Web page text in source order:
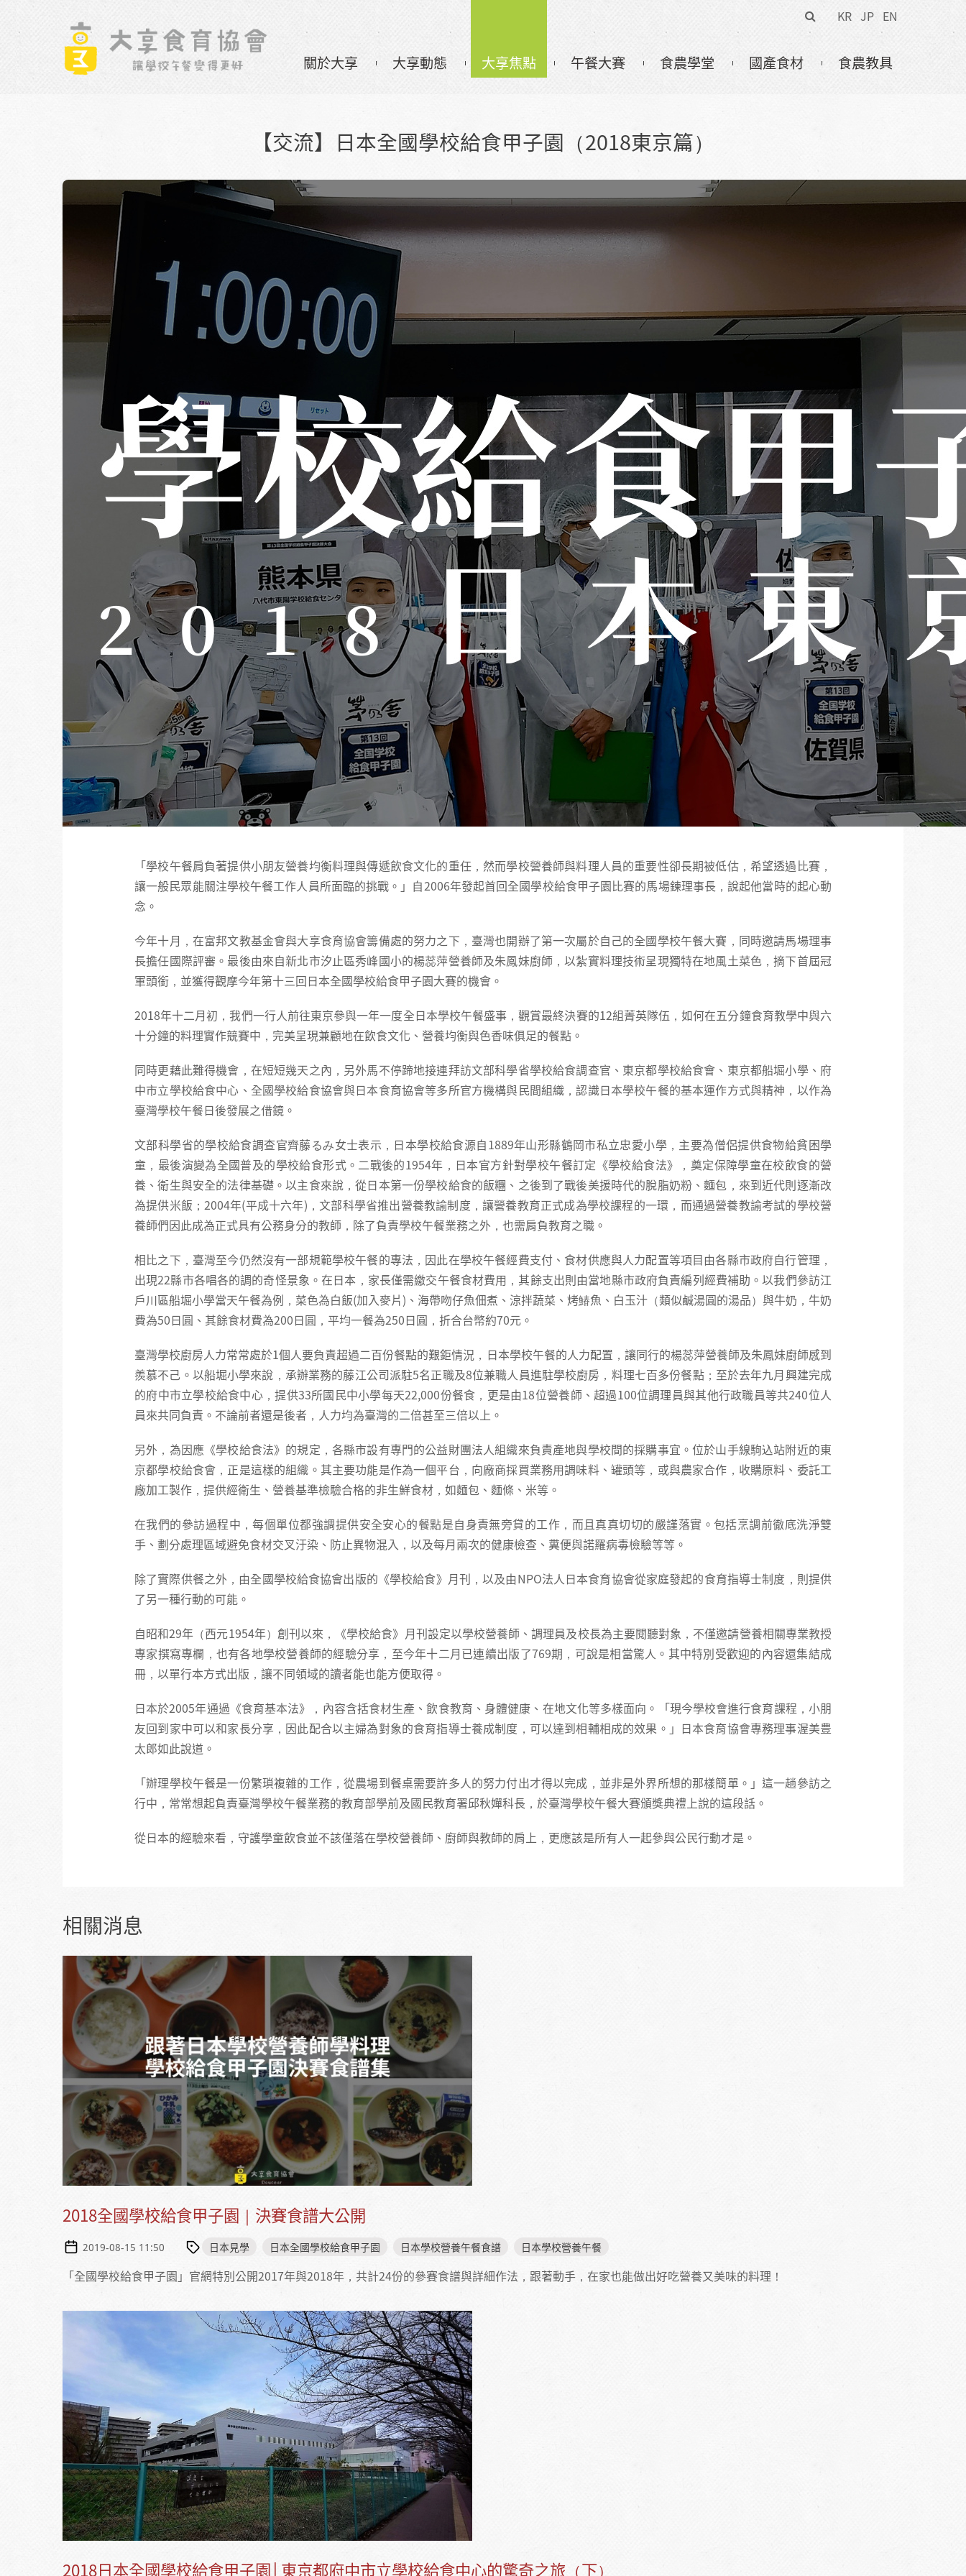
KR JP EN
搜
尋
表
單
關於大享 大享動態 大享焦點 午餐大賽 食農學堂 國產食材 食農教具
【交流】日本全國學校給食甲子園（2018東京篇）
「學校午餐肩負著提供小朋友營養均衡料理與傳遞飲食文化的重任，然而學校營養師與料理人員的重要性卻長期被低估，希望透過比賽，
讓一般民眾能關注學校午餐工作人員所面臨的挑戰。」自2006年發起首回全國學校給食甲子園比賽的馬場鍊理事長，說起他當時的起心動
念。
今年十月，在富邦文教基金會與大享食育協會籌備處的努力之下，臺灣也開辦了第一次屬於自己的全國學校午餐大賽，同時邀請馬場理事
長擔任國際評審。最後由來自新北市汐止區秀峰國小的楊蕊萍營養師及朱鳳妹廚師，以紮實料理技術呈現獨特在地風土菜色，摘下首屆冠
軍頭銜，並獲得觀摩今年第十三回日本全國學校給食甲子園大賽的機會。
2018年十二月初，我們一行人前往東京參與一年一度全日本學校午餐盛事，觀賞最終決賽的12組菁英隊伍，如何在五分鐘食育教學中與六
十分鐘的料理實作競賽中，完美呈現兼顧地在飲食文化、營養均衡與色香味俱足的餐點。
同時更藉此難得機會，在短短幾天之內，另外馬不停蹄地接連拜訪文部科學省學校給食調查官、東京都學校給食會、東京都船堀小學、府
中市立學校給食中心、全國學校給食協會與日本食育協會等多所官方機構與民間組織，認識日本學校午餐的基本運作方式與精神，以作為
臺灣學校午餐日後發展之借鏡。
文部科學省的學校給食調查官齊藤るみ女士表示，日本學校給食源自1889年山形縣鶴岡市私立忠愛小學，主要為僧侶提供食物給貧困學
童，最後演變為全國普及的學校給食形式。二戰後的1954年，日本官方針對學校午餐訂定《學校給食法》，奠定保障學童在校飲食的營
養、衛生與安全的法律基礎。以主食來說，從日本第一份學校給食的飯糰、之後到了戰後美援時代的脫脂奶粉、麵包，來到近代則逐漸改
為提供米飯；2004年(平成十六年)，文部科學省推出營養教諭制度，讓營養教育正式成為學校課程的一環，而通過營養教諭考試的學校營
養師們因此成為正式具有公務身分的教師，除了負責學校午餐業務之外，也需肩負教育之職。
相比之下，臺灣至今仍然沒有一部規範學校午餐的專法，因此在學校午餐經費支付、食材供應與人力配置等項目由各縣市政府自行管理，
出現22縣市各唱各的調的奇怪景象。在日本，家長僅需繳交午餐食材費用，其餘支出則由當地縣市政府負責編列經費補助。以我們參訪江
戶川區船堀小學當天午餐為例，菜色為白飯(加入麥片)、海帶吻仔魚佃煮、涼拌蔬菜、烤鰆魚、白玉汁（類似鹹湯圓的湯品）與牛奶，牛奶
費為50日圓、其餘食材費為200日圓，平均一餐為250日圓，折合台幣約70元。
臺灣學校廚房人力常常處於1個人要負責超過二百份餐點的艱鉅情況，日本學校午餐的人力配置，讓同行的楊蕊萍營養師及朱鳳妹廚師感到
羨慕不己。以船堀小學來說，承辦業務的藤江公司派駐5名正職及8位兼職人員進駐學校廚房，料理七百多份餐點；至於去年九月興建完成
的府中市立學校給食中心，提供33所國民中小學每天22,000份餐食，更是由18位營養師、超過100位調理員與其他行政職員等共240位人
員來共同負責。不論前者還是後者，人力均為臺灣的二倍甚至三倍以上。
另外，為因應《學校給食法》的規定，各縣市設有專門的公益財團法人組織來負責產地與學校間的採購事宜。位於山手線駒込站附近的東
京都學校給食會，正是這樣的組織。其主要功能是作為一個平台，向廠商採買業務用調味料、罐頭等，或與農家合作，收購原料、委託工
廠加工製作，提供經衛生、營養基準檢驗合格的非生鮮食材，如麵包、麵條、米等。
在我們的參訪過程中，每個單位都強調提供安全安心的餐點是自身責無旁貸的工作，而且真真切切的嚴謹落實。包括烹調前徹底洗淨雙
手、劃分處理區域避免食材交叉汙染、防止異物混入，以及每月兩次的健康檢查、糞便與諾羅病毒檢驗等等。
除了實際供餐之外，由全國學校給食協會出版的《學校給食》月刊，以及由NPO法人日本食育協會從家庭發起的食育指導士制度，則提供
了另一種行動的可能。
自昭和29年（西元1954年）創刊以來，《學校給食》月刊設定以學校營養師、調理員及校長為主要閱聽對象，不僅邀請營養相關專業教授
專家撰寫專欄，也有各地學校營養師的經驗分享，至今年十二月已連續出版了769期，可說是相當驚人。其中特別受歡迎的內容還集結成
冊，以單行本方式出版，讓不同領域的讀者能也能方便取得。
日本於2005年通過《食育基本法》，內容含括食材生產、飲食教育、身體健康、在地文化等多樣面向。「現今學校會進行食育課程，小朋
友回到家中可以和家長分享，因此配合以主婦為對象的食育指導士養成制度，可以達到相輔相成的效果。」日本食育協會專務理事渥美豊
太郎如此說道。
「辦理學校午餐是一份繁瑣複雜的工作，從農場到餐桌需要許多人的努力付出才得以完成，並非是外界所想的那樣簡單。」這一趟參訪之
行中，常常想起負責臺灣學校午餐業務的教育部學前及國民教育署邱秋嬋科長，於臺灣學校午餐大賽頒獎典禮上說的這段話。
從日本的經驗來看，守護學童飲食並不該僅落在學校營養師、廚師與教師的肩上，更應該是所有人一起參與公民行動才是。
相關消息
2018全國學校給食甲子園｜決賽食譜大公開
2019-08-15 11:50 日本見學 日本全國學校給食甲子園 日本學校營養午餐食譜 日本學校營養午餐
「全國學校給食甲子園」官網特別公開2017年與2018年，共計24份的參賽食譜與詳細作法，跟著動手，在家也能做出好吃營養又美味的料理！
2018日本全國學校給食甲子園│東京都府中市立學校給食中心的驚奇之旅（下）